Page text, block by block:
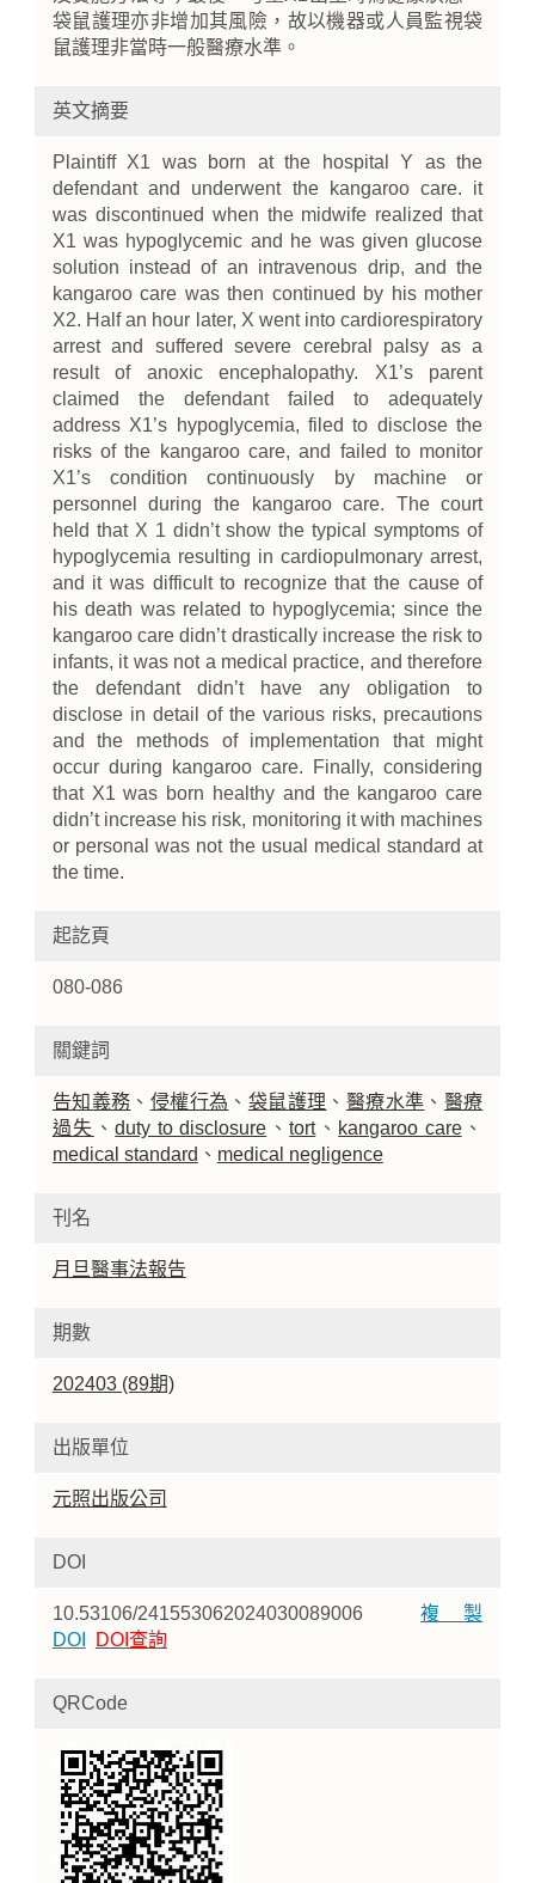
袋鼠護理亦非增加其風險，故以機器或人員監視袋
鼠護理非當時一般醫療水準。
英文摘要
Plaintiff X1 was born at the hospital Y as the
defendant and underwent the kangaroo care. it
was discontinued when the midwife realized that
X1 was hypoglycemic and he was given glucose
solution instead of an intravenous drip, and the
kangaroo care was then continued by his mother
X2. Half an hour later, X went into cardiorespiratory
arrest and suffered severe cerebral palsy as a
result of anoxic encephalopathy. X1’s parent
claimed the defendant failed to adequately
address X1’s hypoglycemia, filed to disclose the
risks of the kangaroo care, and failed to monitor
X1’s condition continuously by machine or
personnel during the kangaroo care. The court
held that X 1 didn’t show the typical symptoms of
hypoglycemia resulting in cardiopulmonary arrest,
and it was difficult to recognize that the cause of
his death was related to hypoglycemia; since the
kangaroo care didn’t drastically increase the risk to
infants, it was not a medical practice, and therefore
the defendant didn’t have any obligation to
disclose in detail of the various risks, precautions
and the methods of implementation that might
occur during kangaroo care. Finally, considering
that X1 was born healthy and the kangaroo care
didn’t increase his risk, monitoring it with machines
or personal was not the usual medical standard at
the time.
起訖頁
080-086
關鍵詞
告知義務 、 侵權行為 、 袋鼠護理 、 醫療水準 、 醫療
過失 、duty to disclosure 、tort、 kangaroo care、
medical standard 、 medical negligence
刊名
月旦醫事法報告
期數
202403 (89期)
出版單位
元照出版公司
DOI
10.53106/241553062024030089006複製
DOI
DOI查詢
QRCode